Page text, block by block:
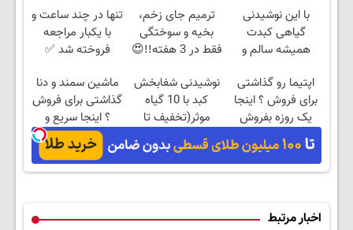
با این نوشیدنی
گیاهی کبدت
همیشه سالم و
ترمیم جای زخم،
بخیه و سوختگی
فقط در 3 هفته!!😍
تنها در چند ساعت و
با یکبار مراجعه
فروخته شد ✅
اپتیما رو گذاشتی
برای فروش ؟ اینجا
یک روزه بفروش
نوشیدنی شفابخش
کبد با 10 گیاه
موثر(تخفیف تا
امشب)
ماشین سمند و دنا
گذاشتی برای فروش
؟ اینجا سریع و
راحت بفروش
اخبار مرتبط